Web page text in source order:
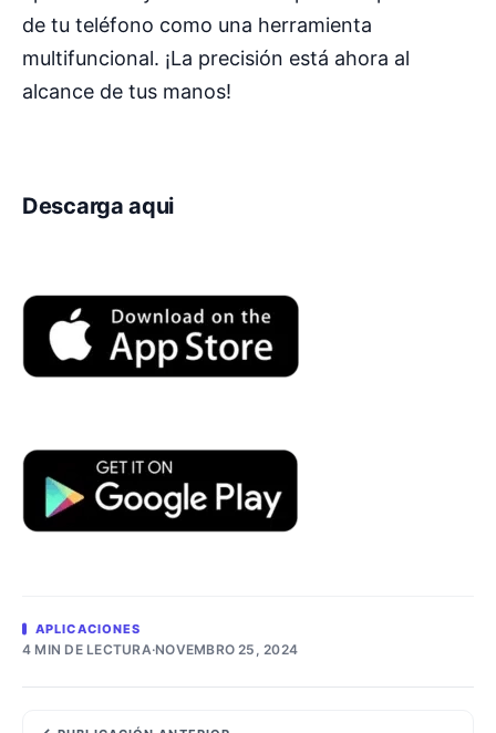
de tu teléfono como una herramienta
multifuncional. ¡La precisión está ahora al
alcance de tus manos!
Descarga aqui
APLICACIONES
4 MIN DE LECTURA·NOVEMBRO 25, 2024